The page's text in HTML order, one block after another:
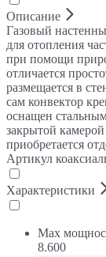
Описание
Газовый
для отопления
при помощи
отличается
размещается в
сам конвектор
оснащен
закрытой
приобретается
Артикул
Характеристики
Max
8.600